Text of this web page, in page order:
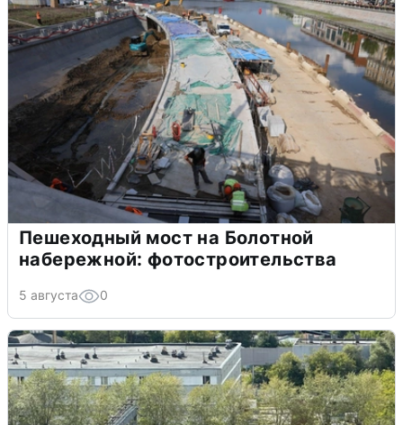
Пешеходный мост на Болотной
набережной: фотостроительства
5 августа 0